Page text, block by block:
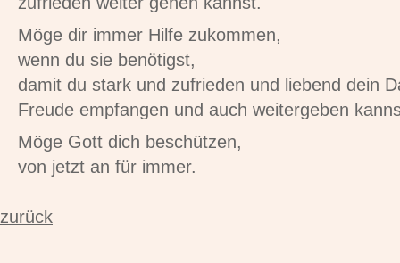
Möge dir immer Hilfe zukommen,
wenn du sie benötigst,
damit du stark und zufrieden und liebend dein
Freude empfangen und auch weitergeben
Möge Gott dich beschützen,
von jetzt an für immer.
zurück